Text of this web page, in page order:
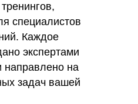
специалистов
Каждое
экспертами
направлено на
задач вашей